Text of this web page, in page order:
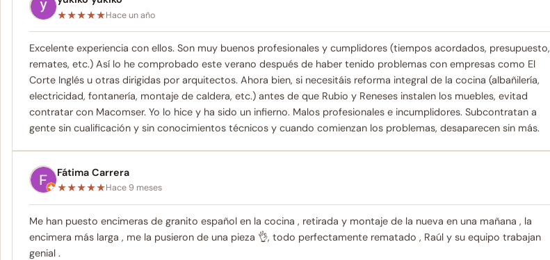
★★★★★Hace un año
Excelente experiencia con ellos. Son muy buenos profesionales y cumplidores (tiempos acordados, presupuesto,
remates, etc.) Así lo he comprobado este verano después de haber tenido problemas con empresas como El
Corte Inglés u otras dirigidas por arquitectos. Ahora bien, si necesitáis reforma integral de la cocina (albañilería,
electricidad, fontanería, montaje de caldera, etc.) antes de que Rubio y Reneses instalen los muebles, evitad
contratar con Macomser. Yo lo hice y ha sido un infierno. Malos profesionales e incumplidores. Subcontratan a
gente sin cualificación y sin conocimientos técnicos y cuando comienzan los problemas, desaparecen sin más.
Fátima Carrera
★★★★★Hace 9 meses
Me han puesto encimeras de granito español en la cocina , retirada y montaje de la nueva en una mañana , la
encimera más larga , me la pusieron de una pieza 👌, todo perfectamente rematado , Raúl y su equipo trabajan
genial .